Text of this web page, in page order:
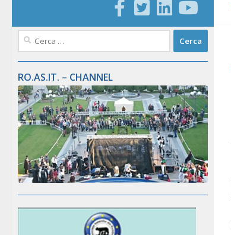
Ricerca
RO.AS.IT. – CHANNEL